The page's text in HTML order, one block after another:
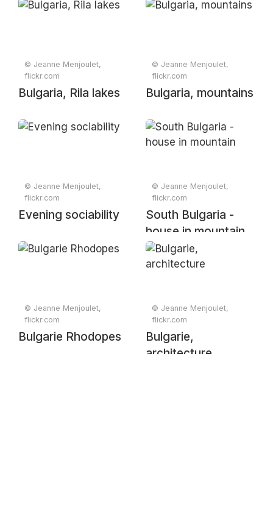
Neuchâtel, Suisse)
© Jeanne Menjoulet,
flickr.com
Bulgaria, Rila lakes
© Jeanne Menjoulet,
flickr.com
Bulgaria, mountains
© Jeanne Menjoulet,
flickr.com
Evening sociability
© Jeanne Menjoulet,
flickr.com
South Bulgaria -
house in mountain
© Jeanne Menjoulet,
flickr.com
Bulgarie Rhodopes
© Jeanne Menjoulet,
flickr.com
Bulgarie,
architecture